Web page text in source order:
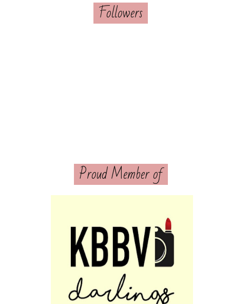
Followers
Proud Member of